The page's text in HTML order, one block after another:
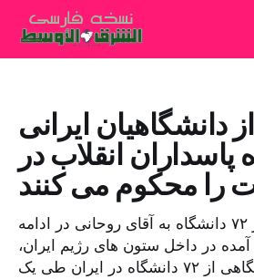
دانشگاهیان ایرانی
پاسداران انقلاب در
را محکوم می کنند
نامه سرگشاده از ۷۲ دانشگاه به آقای روحانی در ادامه
در داخل ستون های رژیم ایران،
صدها استاد دانشگاهی از ۷۲ دانشگاه در ایران طی یک